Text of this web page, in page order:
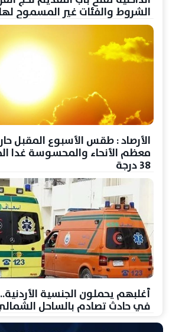
الشروط والفئات غير المسموح
الأرصاد : طقس الأسبوع المقبل
معظم الأنحاء والمحسوسة غدا
38 درجة
في حادث تصادم بالساحل